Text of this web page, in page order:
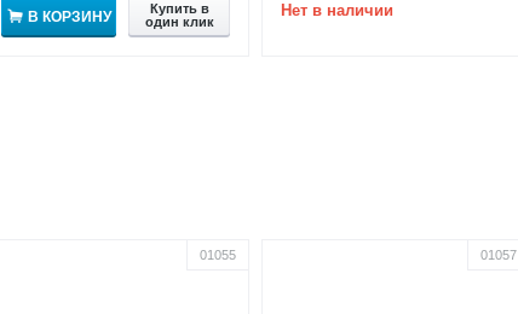
В КОРЗИНУ
Купить в
один клик
Нет в наличии
01055 01057